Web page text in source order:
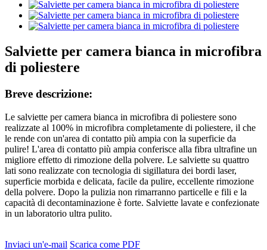
Salviette per camera bianca in microfibra
di poliestere
Breve descrizione:
Le salviette per camera bianca in microfibra di poliestere sono
realizzate al 100% in microfibra completamente di poliestere, il che
le rende con un'area di contatto più ampia con la superficie da
pulire! L'area di contatto più ampia conferisce alla fibra ultrafine un
migliore effetto di rimozione della polvere. Le salviette su quattro
lati sono realizzate con tecnologia di sigillatura dei bordi laser,
superficie morbida e delicata, facile da pulire, eccellente rimozione
della polvere. Dopo la pulizia non rimarranno particelle e fili e la
capacità di decontaminazione è forte. Salviette lavate e confezionate
in un laboratorio ultra pulito.
Inviaci un'e-mail Scarica come PDF